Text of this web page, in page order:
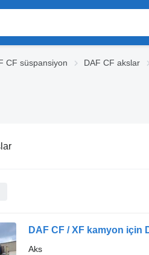
CF süspansiyon DAF CF akslar
DAF CF / XF kamyon için
Aks